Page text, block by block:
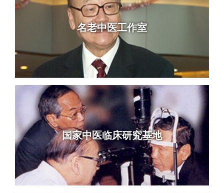
名老中医工作室
国家中医临床研究基地